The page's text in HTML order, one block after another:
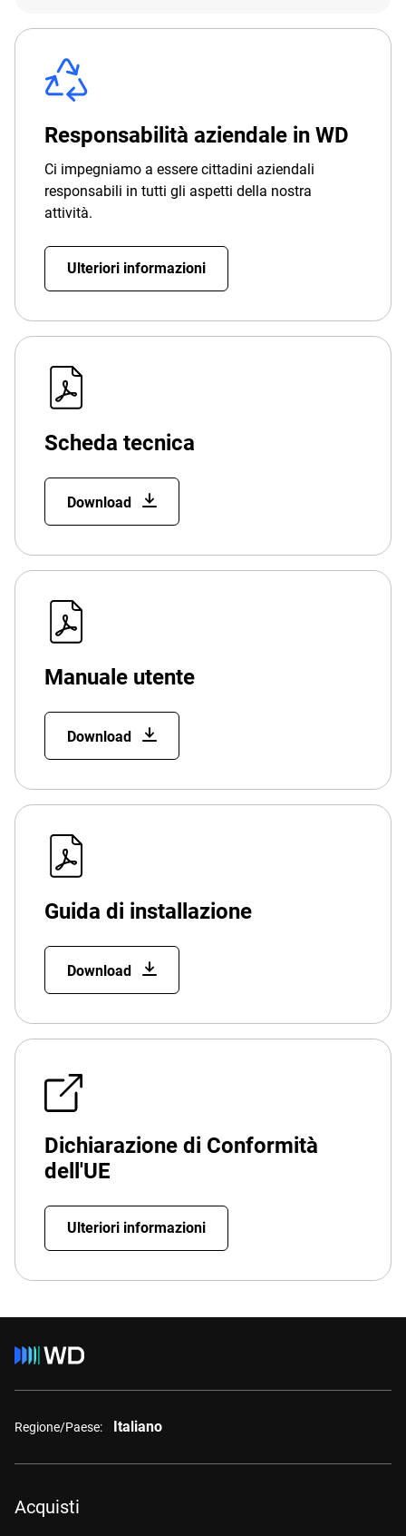
Responsabilità aziendale in WD
Ci impegniamo a essere cittadini aziendali
responsabili in tutti gli aspetti della nostra
attività.
Ulteriori informazioni
Scheda tecnica
Download
Manuale utente
Download
Guida di installazione
Download
Dichiarazione di Conformità
dell'UE
Ulteriori informazioni
Regione/Paese: Italiano
Acquisti